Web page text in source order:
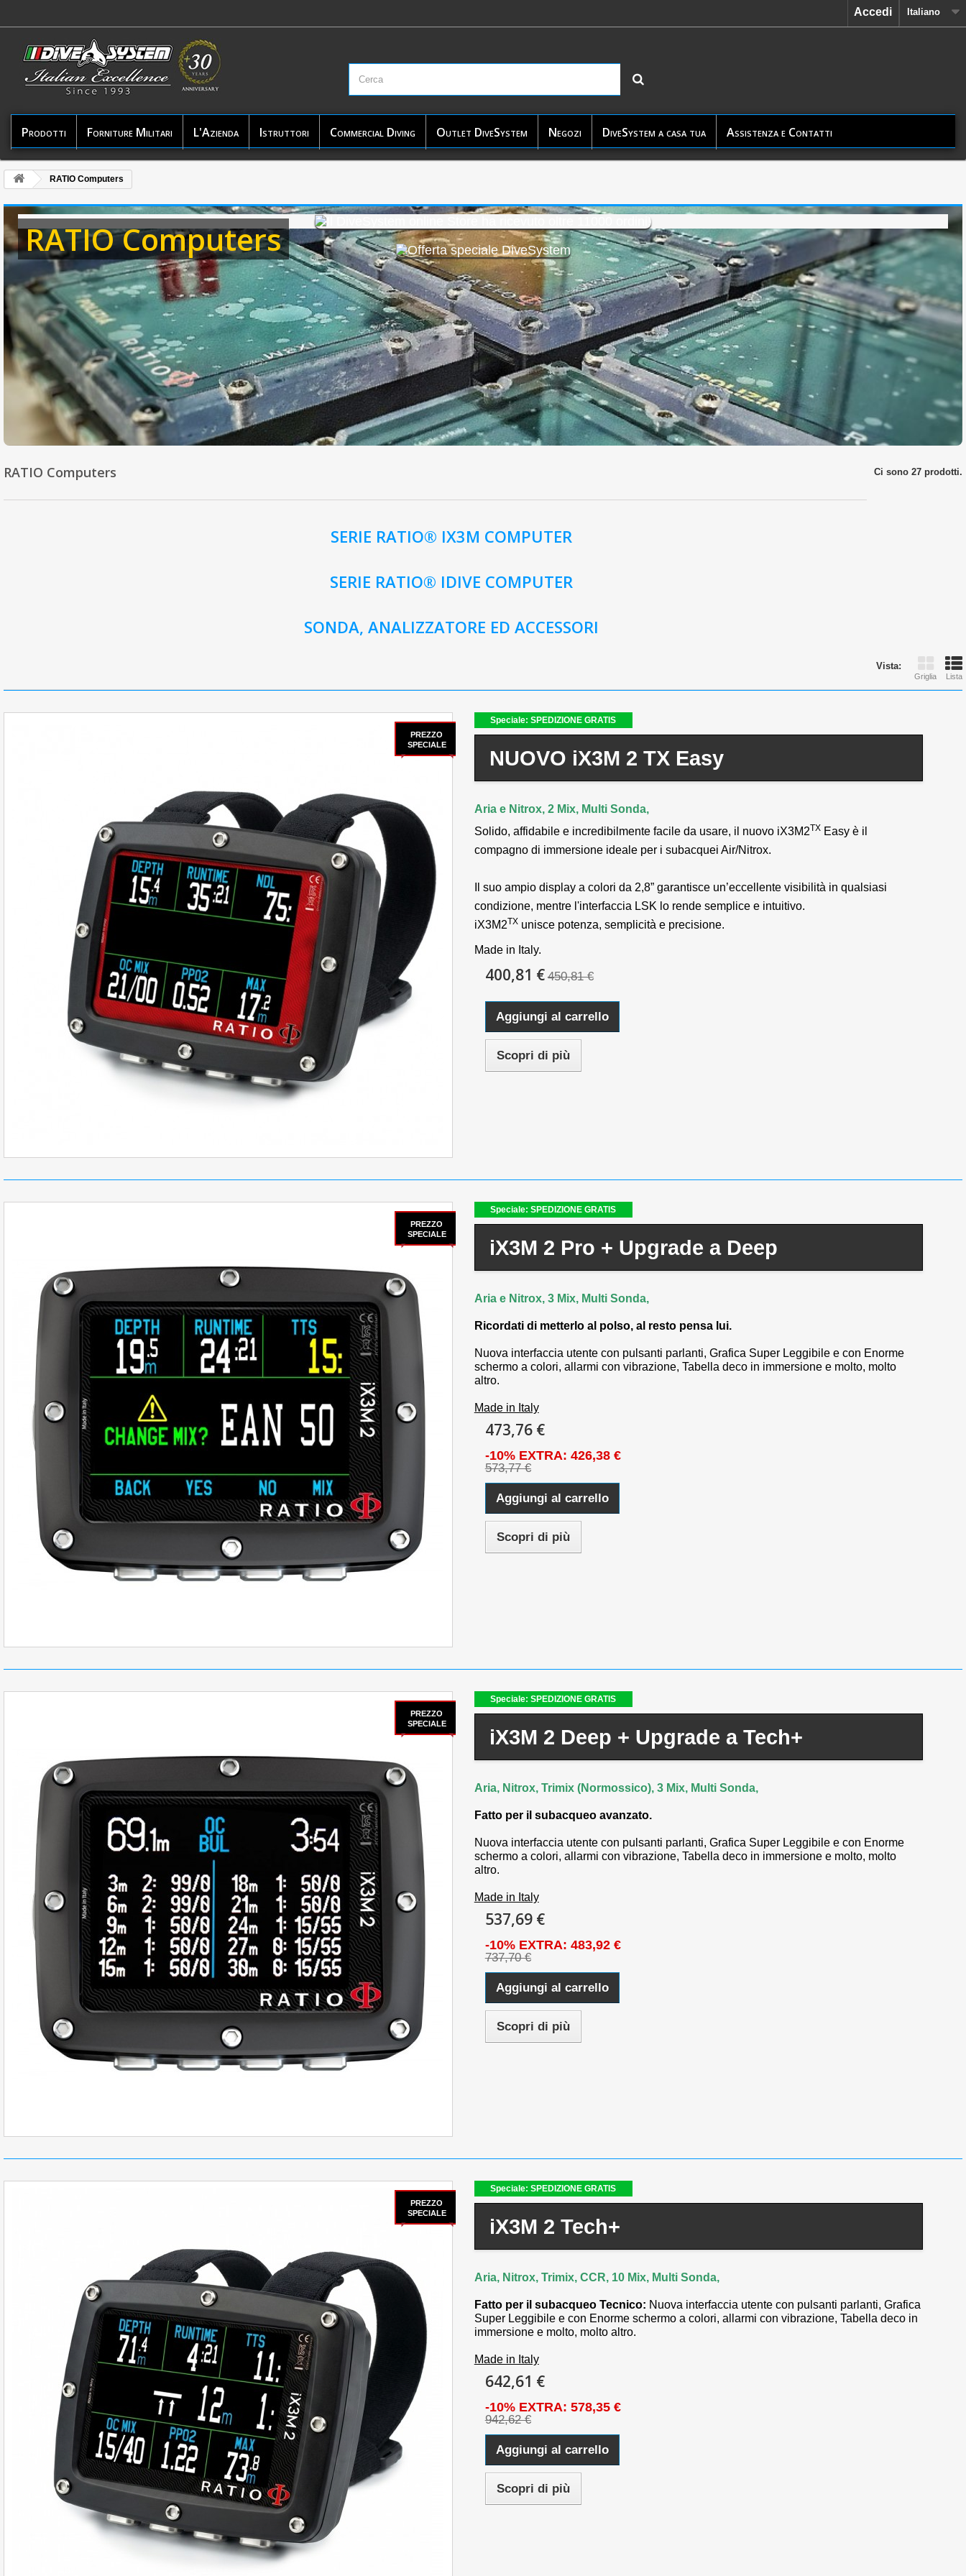
Italiano
Accedi
Prodotti Forniture Militari L'Azienda Istruttori Commercial Diving Outlet DiveSystem Negozi DiveSystem a casa tua Assistenza e Contatti
RATIO Computers
RATIO Computers
RATIO Computers Ci sono 27 prodotti.
SERIE RATIO® IX3M COMPUTER
SERIE RATIO® IDIVE COMPUTER
SONDA, ANALIZZATORE ED ACCESSORI
Vista:
Griglia Lista
PREZZO
SPECIALE
Speciale: SPEDIZIONE GRATIS
NUOVO iX3M 2 TX Easy
Aria e Nitrox, 2 Mix, Multi Sonda,
Solido, affidabile e incredibilmente facile da usare, il nuovo iX3M2TXEasy è il
compagno di immersione ideale per i subacquei Air/Nitrox.
Il suo ampio display a colori da 2,8” garantisce un’eccellente visibilità in qualsiasi
condizione, mentre l'interfaccia LSK lo rende semplice e intuitivo.
iX3M2TXunisce potenza, semplicità e precisione.
Made in Italy.
400,81 € 450,81 €
Aggiungi al carrello
Scopri di più
PREZZO
SPECIALE
Speciale: SPEDIZIONE GRATIS
iX3M 2 Pro + Upgrade a Deep
Aria e Nitrox, 3 Mix, Multi Sonda,
Ricordati di metterlo al polso, al resto pensa lui.
Nuova interfaccia utente con pulsanti parlanti, Grafica Super Leggibile e con Enorme
schermo a colori, allarmi con vibrazione, Tabella deco in immersione e molto, molto
altro.
Made in Italy
473,76 €
-10% EXTRA: 426,38 €
573,77 €
Aggiungi al carrello
Scopri di più
PREZZO
SPECIALE
Speciale: SPEDIZIONE GRATIS
iX3M 2 Deep + Upgrade a Tech+
Aria, Nitrox, Trimix (Normossico), 3 Mix, Multi Sonda,
Fatto per il subacqueo avanzato.
Nuova interfaccia utente con pulsanti parlanti, Grafica Super Leggibile e con Enorme
schermo a colori, allarmi con vibrazione, Tabella deco in immersione e molto, molto
altro.
Made in Italy
537,69 €
-10% EXTRA: 483,92 €
737,70 €
Aggiungi al carrello
Scopri di più
PREZZO
SPECIALE
Speciale: SPEDIZIONE GRATIS
iX3M 2 Tech+
Aria, Nitrox, Trimix, CCR, 10 Mix, Multi Sonda,
Fatto per il subacqueo Tecnico: Nuova interfaccia utente con pulsanti parlanti, Grafica
Super Leggibile e con Enorme schermo a colori, allarmi con vibrazione, Tabella deco in
immersione e molto, molto altro.
Made in Italy
642,61 €
-10% EXTRA: 578,35 €
942,62 €
Aggiungi al carrello
Scopri di più